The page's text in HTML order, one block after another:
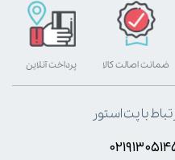
پرداخت آنلاین ضمانت اصالت کالا
با پت استور